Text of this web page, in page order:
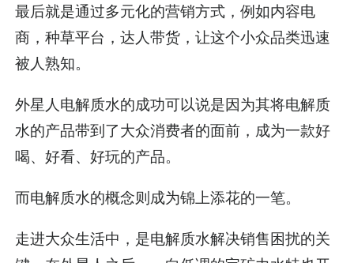
最后就是通过多元化的营销方式，例如内容电
商，种草平台，达人带货，让这个小众品类迅速
被人熟知。
外星人电解质水的成功可以说是因为其将电解质
水的产品带到了大众消费者的面前，成为一款好
喝、好看、好玩的产品。
而电解质水的概念则成为锦上添花的一笔。
走进大众生活中，是电解质水解决销售困扰的关